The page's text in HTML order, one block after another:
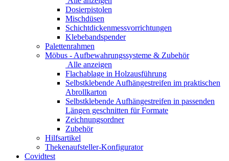
Dosierpistolen
Mischdüsen
Schichtdickenmessvorrichtungen
Klebebandspender
Palettenrahmen
Möbus - Aufbewahrungssysteme & Zubehör
Alle anzeigen
Flachablage in Holzausführung
Selbstklebende Aufhängestreifen im praktischen
Abrollkarton
Selbstklebende Aufhängestreifen in passenden
Längen geschnitten für Formate
Zeichnungsordner
Zubehör
Hilfsartikel
Thekenaufsteller-Konfigurator
Covidtest